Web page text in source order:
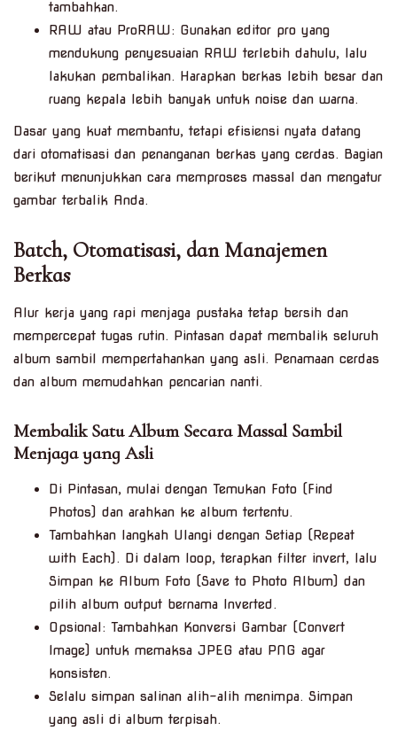
tambahkan.
RAW atau ProRAW: Gunakan editor pro yang
mendukung penyesuaian RAW terlebih dahulu, lalu
lakukan pembalikan. Harapkan berkas lebih besar dan
ruang kepala lebih banyak untuk noise dan warna.
Dasar yang kuat membantu, tetapi efisiensi nyata datang
dari otomatisasi dan penanganan berkas yang cerdas. Bagian
berikut menunjukkan cara memproses massal dan mengatur
gambar terbalik Anda.
Batch, Otomatisasi, dan Manajemen
Berkas
Alur kerja yang rapi menjaga pustaka tetap bersih dan
mempercepat tugas rutin. Pintasan dapat membalik seluruh
album sambil mempertahankan yang asli. Penamaan cerdas
dan album memudahkan pencarian nanti.
Membalik Satu Album Secara Massal Sambil
Menjaga yang Asli
Di Pintasan, mulai dengan Temukan Foto (Find
Photos) dan arahkan ke album tertentu.
Tambahkan langkah Ulangi dengan Setiap (Repeat
with Each). Di dalam loop, terapkan filter invert, lalu
Simpan ke Album Foto (Save to Photo Album) dan
pilih album output bernama Inverted.
Opsional: Tambahkan Konversi Gambar (Convert
Image) untuk memaksa JPEG atau PNG agar
konsisten.
Selalu simpan salinan alih-alih menimpa. Simpan
yang asli di album terpisah.